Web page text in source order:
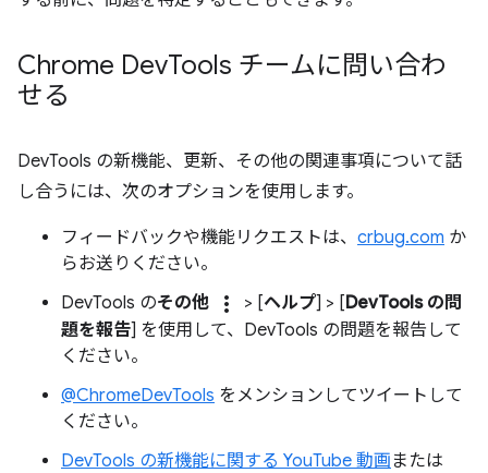
Chrome DevTools チームに問い合わ
せる
DevTools の新機能、更新、その他の関連事項について話
し合うには、次のオプションを使用します。
フィードバックや機能リクエストは、 crbug.com か
らお送りください。
DevTools のその他 more_vert > [ヘルプ] > [DevTools の問
題を報告] を使用して、DevTools の問題を報告して
ください。
@ChromeDevTools をメンションしてツイートして
ください。
DevTools の新機能に関する YouTube 動画 または